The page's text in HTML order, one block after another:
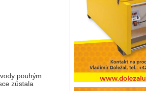
pouhým
zůstala